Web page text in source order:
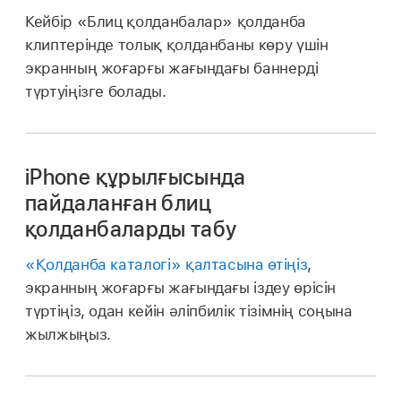
Кейбір «Блиц қолданбалар» қолданба
клиптерінде толық қолданбаны көру үшін
экранның жоғарғы жағындағы баннерді
түртуіңізге болады.
iPhone құрылғысында
пайдаланған блиц
қолданбаларды табу
«Қолданба каталогі» қалтасына өтіңіз,
экранның жоғарғы жағындағы іздеу өрісін
түртіңіз, одан кейін әліпбилік тізімнің соңына
жылжыңыз.